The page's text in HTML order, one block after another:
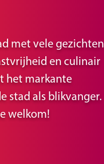
met vele gezichten
en culinair
het markante
stad als blikvanger.
welkom!